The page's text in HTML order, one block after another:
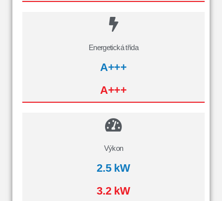
Energetická třída
A+++
A+++
Výkon
2.5 kW
3.2 kW